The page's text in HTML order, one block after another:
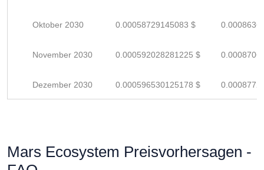
Oktober 2030 0.00058729145083 $
November 2030 0.000592028281225 $
Dezember 2030 0.000596530125178 $
Mars Ecosystem Preisvorhersagen -